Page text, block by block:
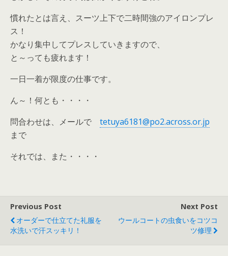
慣れたとは言え、スーツ上下で二時間強のアイロンプレ
ス！
かなり集中してプレスしていきますので、
と～っても疲れます！
一日一着が限度の仕事です。
ん～！何とも・・・・
問合わせは、メールで tetuya6181@po2.across.or.jp
まで
それでは、また・・・・
Previous Post
オーダーで仕立てた礼服を
水洗いで汗スッキリ！
Next Post
ウールコートの虫食いをコツコ
ツ修理